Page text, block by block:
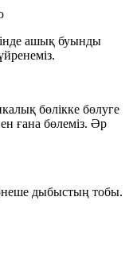
ашық буынды
бөлікке бөлуге
ғана бөлеміз. Әр
дыбыстың тобы.